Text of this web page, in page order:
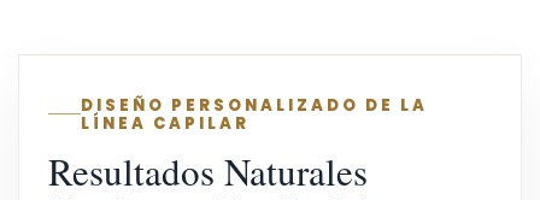
DISEÑO PERSONALIZADO DE LA
LÍNEA CAPILAR
Resultados Naturales